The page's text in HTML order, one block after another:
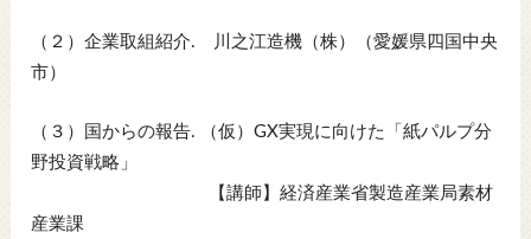
（２）企業取組紹介. 川之江造機（株）（愛媛県四国中央
市）
（３）国からの報告. （仮）GX実現に向けた「紙パルプ分
野投資戦略」
【講師】経済産業省製造産業局素材
産業課